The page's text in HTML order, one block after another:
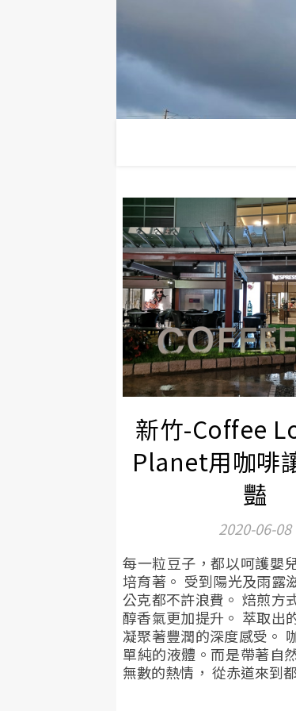
新竹-Coffee
Planet用咖啡
豔
2020-06-08
每一粒豆子，都以呵護嬰
培育著。 受到陽光及雨露
公克都不許浪費。 焙煎方
醇香氣更加提升。 萃取出
凝聚著豐潤的深度感受。
單純的液體。而是帶著自
無數的熱情， 從赤道來到